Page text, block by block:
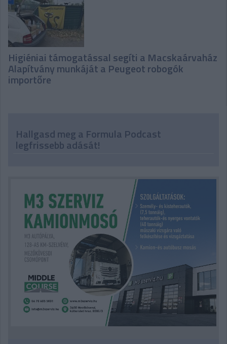
Higiéniai támogatással segíti a Macskaárvaház
Alapítvány munkáját a Peugeot robogók
importőre
Hallgasd meg a Formula Podcast
legfrissebb adását!